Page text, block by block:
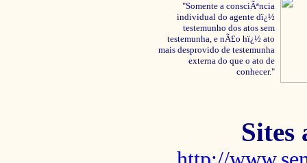
"Somente a consciÃªncia
individual do agente dï¿½
testemunho dos atos sem
testemunha, e nÃ£o hï¿½ ato
mais desprovido de testemunha
externa do que o ato de
conhecer."
Sites